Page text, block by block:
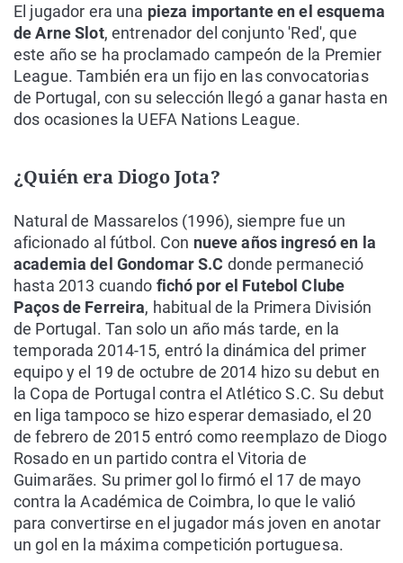
El jugador era una pieza importante en el esquema
de Arne Slot, entrenador del conjunto 'Red', que
este año se ha proclamado campeón de la Premier
League. También era un fijo en las convocatorias
de Portugal, con su selección llegó a ganar hasta en
dos ocasiones la UEFA Nations League.
¿Quién era Diogo Jota?
Natural de Massarelos (1996), siempre fue un
aficionado al fútbol. Con nueve años ingresó en la
academia del Gondomar S.C donde permaneció
hasta 2013 cuando fichó por el Futebol Clube
Paços de Ferreira, habitual de la Primera División
de Portugal. Tan solo un año más tarde, en la
temporada 2014-15, entró la dinámica del primer
equipo y el 19 de octubre de 2014 hizo su debut en
la Copa de Portugal contra el Atlético S.C. Su debut
en liga tampoco se hizo esperar demasiado, el 20
de febrero de 2015 entró como reemplazo de Diogo
Rosado en un partido contra el Vitoria de
Guimarães. Su primer gol lo firmó el 17 de mayo
contra la Académica de Coimbra, lo que le valió
para convertirse en el jugador más joven en anotar
un gol en la máxima competición portuguesa.